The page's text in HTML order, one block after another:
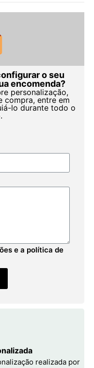
o seu
encomenda?
personalização,
compra, entre em
lo durante todo o
e a política de
realizada por